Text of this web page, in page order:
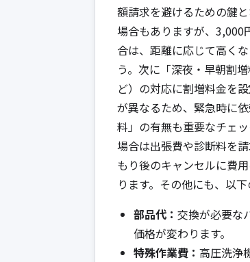
額請求を避けるための鍵
場合もありますが、3,000
合は、距離に応じて高く
う。次に「深夜・早朝割
ど）の対応に割増料金を
が異なるため、緊急時に
料」の有無も重要なチェ
場合は出張費や診断料を
もり後のキャンセルに費
ります。その他にも、以
部品代： 交換が必要な
価格が変わります。
特殊作業費： 高圧洗浄